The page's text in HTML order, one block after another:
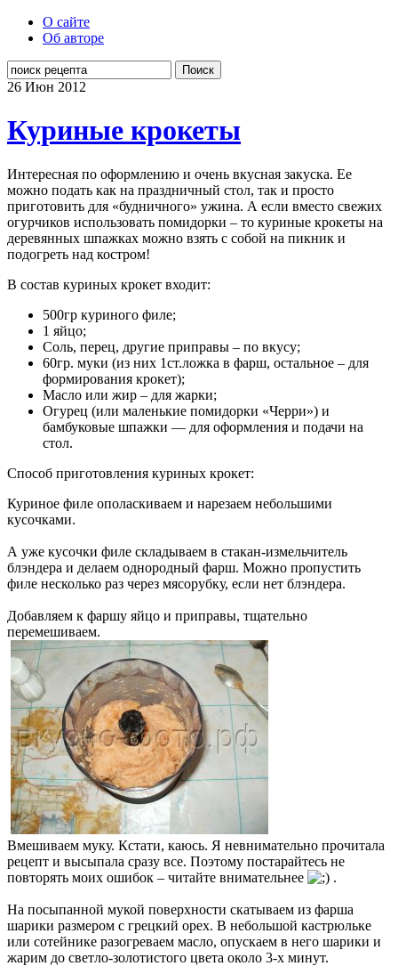
О сайте
Об авторе
Поиск
26 Июн 2012
Куриные крокеты
Интересная по оформлению и очень вкусная закуска. Ее
можно подать как на праздничный стол, так и просто
приготовить для «будничного» ужина. А если вместо свежих
огурчиков использовать помидорки – то куриные крокеты на
деревянных шпажках можно взять с собой на пикник и
подогреть над костром!
В состав куриных крокет входит:
500гр куриного филе;
1 яйцо;
Соль, перец, другие приправы – по вкусу;
60гр. муки (из них 1ст.ложка в фарш, остальное – для
формирования крокет);
Масло или жир – для жарки;
Огурец (или маленькие помидорки «Черри») и
бамбуковые шпажки — для оформления и подачи на
стол.
Способ приготовления куриных крокет:
Куриное филе ополаскиваем и нарезаем небольшими
кусочками.
А уже кусочки филе складываем в стакан-измельчитель
блэндера и делаем однородный фарш. Можно пропустить
филе несколько раз через мясорубку, если нет блэндера.
Добавляем к фаршу яйцо и приправы, тщательно
перемешиваем.
Вмешиваем муку. Кстати, каюсь. Я невнимательно прочитала
рецепт и высыпала сразу все. Поэтому постарайтесь не
повторять моих ошибок – читайте внимательнее
.
На посыпанной мукой поверхности скатываем из фарша
шарики размером с грецкий орех. В небольшой кастрюльке
или сотейнике разогреваем масло, опускаем в него шарики и
жарим до светло-золотистого цвета около 3-х минут.